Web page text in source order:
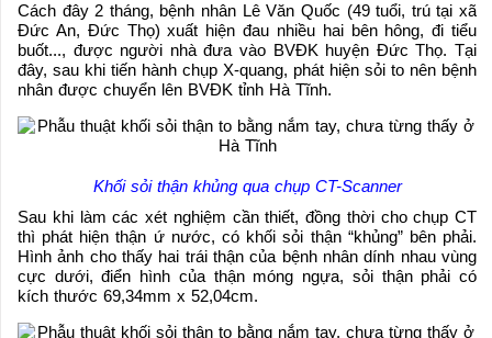
Cách đây 2 tháng, bệnh nhân Lê Văn Quốc (49 tuổi, trú tại xã
Đức An, Đức Thọ) xuất hiện đau nhiều hai bên hông, đi tiểu
buốt..., được người nhà đưa vào BVĐK huyện Đức Thọ. Tại
đây, sau khi tiến hành chụp X-quang, phát hiện sỏi to nên bệnh
nhân được chuyển lên BVĐK tỉnh Hà Tĩnh.
Khối sỏi thận khủng qua chụp CT-Scanner
Sau khi làm các xét nghiệm cần thiết, đồng thời cho chụp CT
thì phát hiện thận ứ nước, có khối sỏi thận “khủng” bên phải.
Hình ảnh cho thấy hai trái thận của bệnh nhân dính nhau vùng
cực dưới, điển hình của thận móng ngựa, sỏi thận phải có
kích thước 69,34mm x 52,04cm.